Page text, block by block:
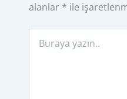
alanlar * ile
yazın..